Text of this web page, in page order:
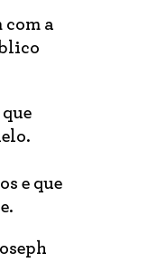
a
que
e que